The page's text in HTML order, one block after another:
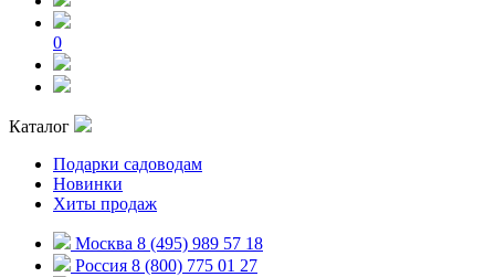
0
Каталог
Подарки садоводам
Новинки
Хиты продаж
Москва 8 (495) 989 57 18
Россия 8 (800) 775 01 27